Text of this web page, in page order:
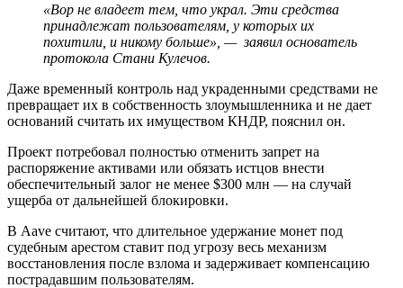
«Вор не владеет тем, что украл. Эти средства
принадлежат пользователям, у которых их
похитили, и никому больше», — заявил основатель
протокола Стани Кулечов.
Даже временный контроль над украденными средствами не
превращает их в собственность злоумышленника и не дает
оснований считать их имуществом КНДР, пояснил он.
Проект потребовал полностью отменить запрет на
распоряжение активами или обязать истцов внести
обеспечительный залог не менее $300 млн — на случай
ущерба от дальнейшей блокировки.
В Aave считают, что длительное удержание монет под
судебным арестом ставит под угрозу весь механизм
восстановления после взлома и задерживает компенсацию
пострадавшим пользователям.